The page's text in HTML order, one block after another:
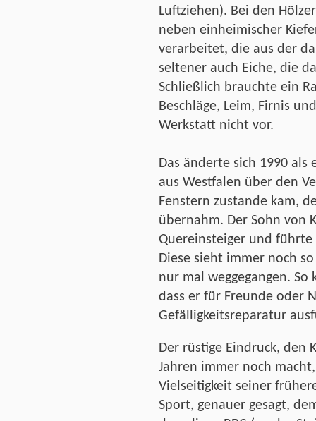
Luftziehen). Bei den
neben einheimischer
verarbeitet, die aus der
seltener auch Eiche, die
Schließlich brauchte ein
Beschläge, Leim, Firnis
Werkstatt nicht vor.
Das änderte sich 1990 als
aus Westfalen über den
Fenstern zustande kam,
übernahm. Der Sohn von
Quereinsteiger und
Diese sieht immer noch
nur mal weggegangen.
dass er für Freunde oder
Gefälligkeitsreparatur
Der rüstige Eindruck, den
Jahren immer noch
Vielseitigkeit seiner
Sport, genauer gesagt,